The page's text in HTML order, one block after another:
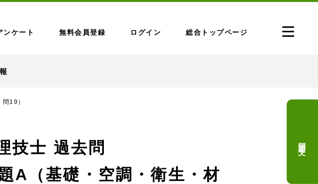
ンケート 無料会員登録 ログイン 総合トップページ
19）
技士 過去問
A（基礎・空調・衛生・材